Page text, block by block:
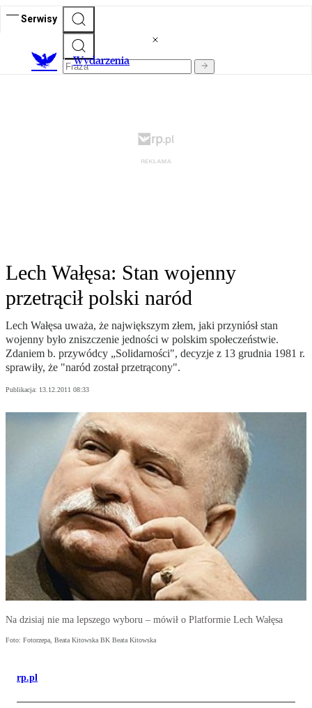
Serwisy
Wydarzenia
Lech Wałęsa: Stan wojenny
przetrącił polski naród
Lech Wałęsa uważa, że największym złem, jaki przyniósł stan
wojenny było zniszczenie jedności w polskim społeczeństwie.
Zdaniem b. przywódcy „Solidarności", decyzje z 13 grudnia 1981 r.
sprawiły, że "naród został przetrącony".
Publikacja: 13.12.2011 08:33
Na dzisiaj nie ma lepszego wyboru – mówił o Platformie Lech Wałęsa
Foto: Fotorzepa, Beata Kitowska BK Beata Kitowska
rp.pl